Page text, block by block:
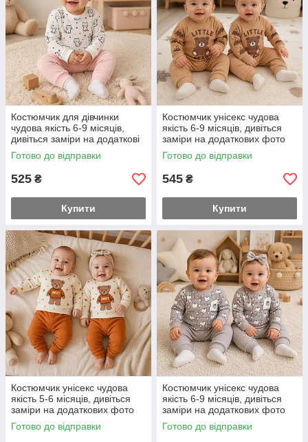
Костюмчик для дівчинки
чудова якість 6-9 місяців,
дивіться заміри на додаткові
фото 74-й розмір
Готово до відправки
525 ₴
Купити
Костюмчик унісекс чудова
якість 6-9 місяців, дивіться
заміри на додаткових фото
74-й розмір
Готово до відправки
545 ₴
Купити
Костюмчик унісекс чудова
якість 5-6 місяців, дивіться
заміри на додаткових фото
68-й розмір
Готово до відправки
Костюмчик унісекс чудова
якість 6-9 місяців, дивіться
заміри на додаткових фото
74-й розмір
Готово до відправки